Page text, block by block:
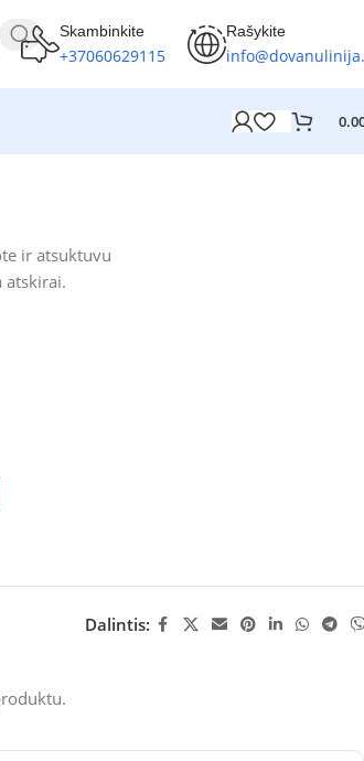
Skambinkite
+37060629115
Rašykite
ir atsuktuvu
atskirai.
Dalintis: